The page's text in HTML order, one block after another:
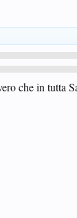
che in tutta